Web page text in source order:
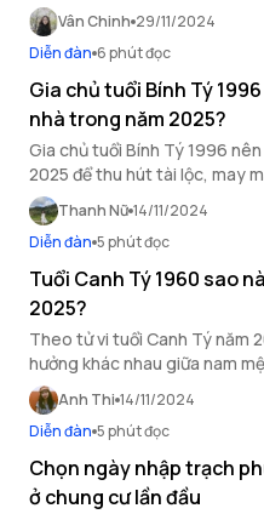
Vân Chinh 29/11/2024
Diễn đàn 6 phút đọc
Gia chủ tuổi Bính Tý
nhà trong năm 2025?
Gia chủ tuổi Bính Tý 1996
2025 để thu hút tài lộc, may
2025 để chọn tuổi hợp với bạn.
Thanh Nữ 14/11/2024
Diễn đàn 5 phút đọc
Tuổi Canh Tý 1960 sao
2025?
Theo tử vi tuổi Canh Tý năm
hưởng khác nhau giữa nam
năm.
Anh Thi 14/11/2024
Diễn đàn 5 phút đọc
Chọn ngày nhập trạch
ở chung cư lần đầu